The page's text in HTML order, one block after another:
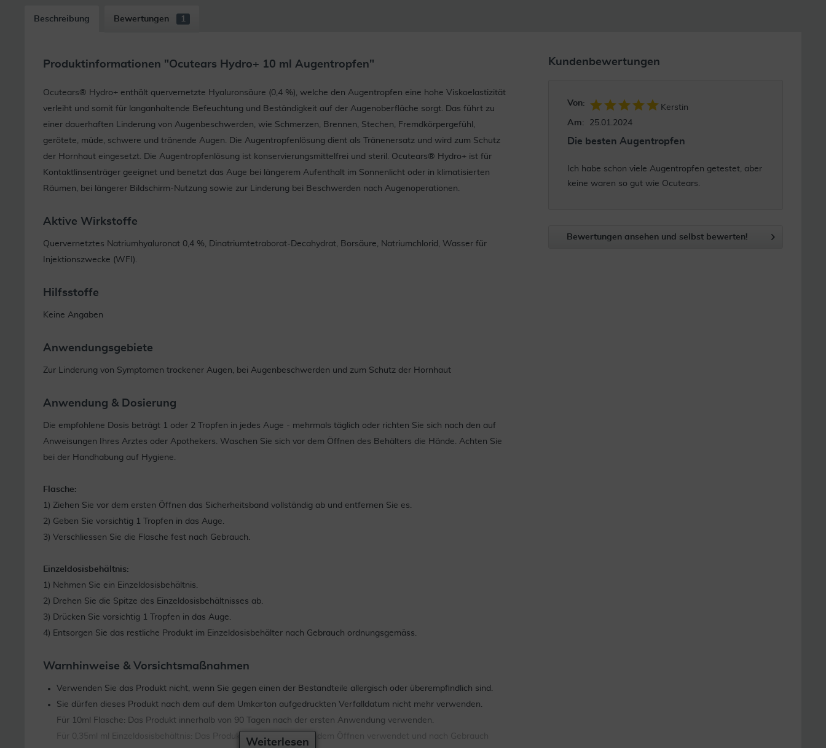
Beschreibung Bewertungen 1
Produktinformationen "Ocutears Hydro+ 10 ml Augentropfen"
Ocutears® Hydro+ enthält quervernetzte Hyaluronsäure (0,4 %), welche den Augentropfen eine hohe Viskoelastizität
verleiht und somit für langanhaltende Befeuchtung und Beständigkeit auf der Augenoberfläche sorgt. Das führt zu
einer dauerhaften Linderung von Augenbeschwerden, wie Schmerzen, Brennen, Stechen, Fremdkörpergefühl,
gerötete, müde, schwere und tränende Augen. Die Augentropfenlösung dient als Tränenersatz und wird zum Schutz
der Hornhaut eingesetzt. Die Augentropfenlösung ist konservierungsmittelfrei und steril. Ocutears® Hydro+ ist für
Kontaktlinsenträger geeignet und benetzt das Auge bei längerem Aufenthalt im Sonnenlicht oder in klimatisierten
Räumen, bei längerer Bildschirm-Nutzung sowie zur Linderung bei Beschwerden nach Augenoperationen.
Aktive Wirkstoffe
Quervernetztes Natriumhyaluronat 0,4 %, Dinatriumtetraborat-Decahydrat, Borsäure, Natriumchlorid, Wasser für
Injektionszwecke (WFI).
Hilfsstoffe
Keine Angaben
Anwendungsgebiete
Zur Linderung von Symptomen trockener Augen, bei Augenbeschwerden und zum Schutz der Hornhaut
Anwendung & Dosierung
Die empfohlene Dosis beträgt 1 oder 2 Tropfen in jedes Auge - mehrmals täglich oder richten Sie sich nach den auf
Anweisungen Ihres Arztes oder Apothekers. Waschen Sie sich vor dem Öffnen des Behälters die Hände. Achten Sie
bei der Handhabung auf Hygiene.
Flasche:
1) Ziehen Sie vor dem ersten Öffnen das Sicherheitsband vollständig ab und entfernen Sie es.
2) Geben Sie vorsichtig 1 Tropfen in das Auge.
3) Verschliessen Sie die Flasche fest nach Gebrauch.
Einzeldosisbehältnis:
1) Nehmen Sie ein Einzeldosisbehältnis.
2) Drehen Sie die Spitze des Einzeldosisbehältnisses ab.
3) Drücken Sie vorsichtig 1 Tropfen in das Auge.
4) Entsorgen Sie das restliche Produkt im Einzeldosisbehälter nach Gebrauch ordnungsgemäss.
Warnhinweise & Vorsichtsmaßnahmen
Verwenden Sie das Produkt nicht, wenn Sie gegen einen der Bestandteile allergisch oder überempfindlich sind.
Sie dürfen dieses Produkt nach dem auf dem Umkarton aufgedruckten Verfalldatum nicht mehr verwenden.
Für 10ml Flasche: Das Produkt innerhalb von 90 Tagen nach der ersten Anwendung verwenden.
Für 0,35ml ml Einzeldosisbehältnis: Das Produkt sollte sofort nach dem Öffnen verwendet und nach Gebrauch
Weiterlesen
Kundenbewertungen
Von:
Kerstin
Am:
25.01.2024
Die besten Augentropfen
Ich habe schon viele Augentropfen getestet, aber
keine waren so gut wie Ocutears.
Bewertungen ansehen und selbst bewerten!